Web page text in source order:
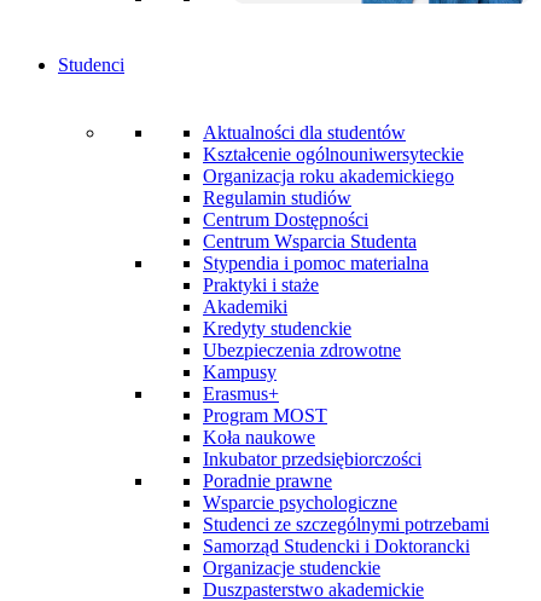
Studenci
Aktualności dla studentów
Kształcenie ogólnouniwersyteckie
Organizacja roku akademickiego
Regulamin studiów
Centrum Dostępności
Centrum Wsparcia Studenta
Stypendia i pomoc materialna
Praktyki i staże
Akademiki
Kredyty studenckie
Ubezpieczenia zdrowotne
Kampusy
Erasmus+
Program MOST
Koła naukowe
Inkubator przedsiębiorczości
Poradnie prawne
Wsparcie psychologiczne
Studenci ze szczególnymi potrzebami
Samorząd Studencki i Doktorancki
Organizacje studenckie
Duszpasterstwo akademickie